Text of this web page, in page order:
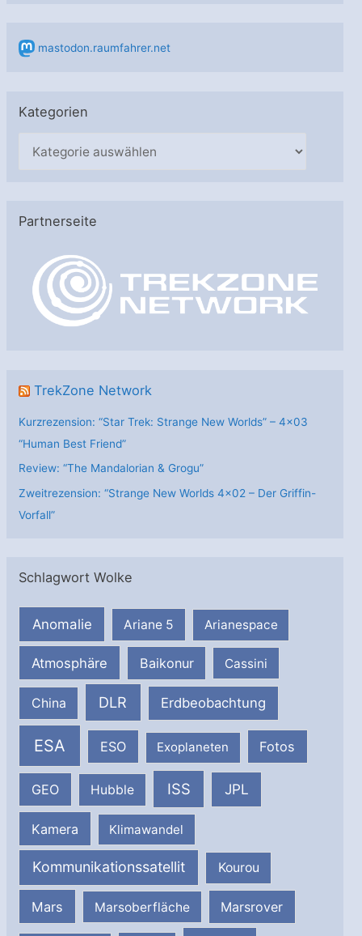
mastodon.raumfahrer.net
Kategorien
g
Partnerseite
TrekZone Network
Kurzrezension: “Star Trek: Strange New Worlds” – 4×03
“Human Best Friend”
Review: “The Mandalorian & Grogu”
Zweitrezension: “Strange New Worlds 4×02 – Der Griffin-
Vorfall”
Schlagwort Wolke
Anomalie Ariane 5 Arianespace
Atmosphäre Baikonur Cassini
China DLR Erdbeobachtung
ESA ESO Exoplaneten Fotos
GEO Hubble ISS JPL
Kamera Klimawandel
Kommunikationssatellit Kourou
Mars Marsoberfläche Marsrover